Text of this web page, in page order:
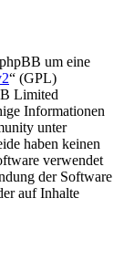
um eine
“ (GPL)
Limited
Informationen
unter
haben keinen
verwendet
der Software
auf Inhalte